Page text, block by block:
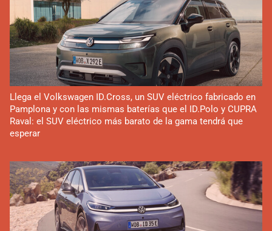
Llega el Volkswagen ID.Cross, un SUV eléctrico fabricado en
Pamplona y con las mismas baterías que el ID.Polo y CUPRA
Raval: el SUV eléctrico más barato de la gama tendrá que
esperar